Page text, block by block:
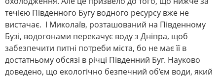
течією Південного Бугу водного ресурсу вже не
вистачає. І Миколаїв, розташований на Південному
Бузі, водогонами перекачує воду з Дніпра, щоб
забезпечити питні потреби міста, бо не має її в
достатньому обсязі в річці Південний Буг. Науково
доведено, що екологічно безпечний об’єм води, який